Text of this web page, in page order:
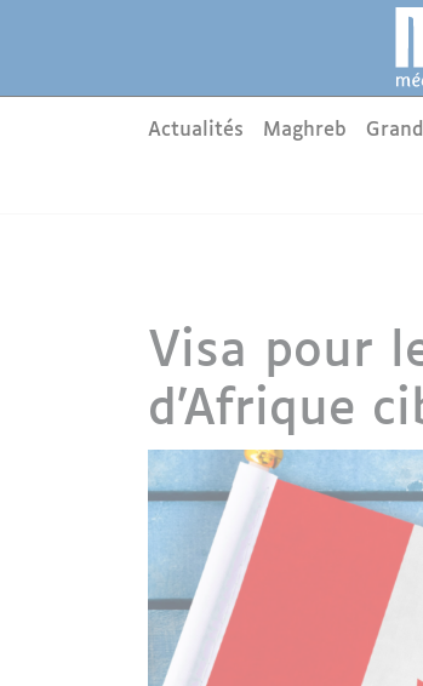
Main menu
Actualités Maghreb
Visa pour
d’Afrique